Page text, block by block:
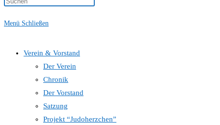
Menü Schließen
Verein & Vorstand
Der Verein
Chronik
Der Vorstand
Satzung
Projekt “Judoherzchen”